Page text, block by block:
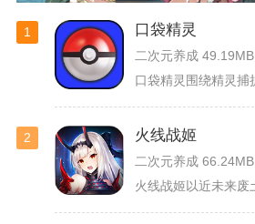
1 口袋精灵
二次元养成 49.19MB
2 火线战姬
二次元养成 66.24MB